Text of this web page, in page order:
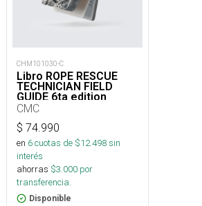
CHM101030-C
Libro ROPE RESCUE
TECHNICIAN FIELD
GUIDE 6ta edition
CMC
$ 74.990
en 6cuotas de $12.498sin
interés
ahorras $3.000 por
transferencia.
Disponible